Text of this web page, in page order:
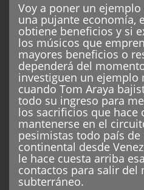
Voy a poner un
una pujante economía,
obtiene beneficios y si
los músicos que
mayores beneficios o
dependerá del
investiguen un ejemplo
cuando Tom Araya
todo su ingreso para
los sacrificios que hace
mantenerse en el
pesimistas todo país
continental desde
le hace cuesta arriba
contactos para salir del
subterráneo.